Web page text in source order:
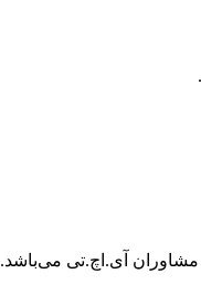
آی.اچ.تی می‌باشد.